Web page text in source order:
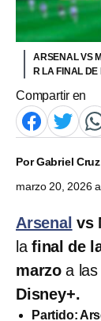
ARSENAL VS
R LA FINAL
Compartir en
PorGabriel Cruz
marzo 20, 2026
Arsenal vs
la final de
marzoa las
Disney+.
Partido: